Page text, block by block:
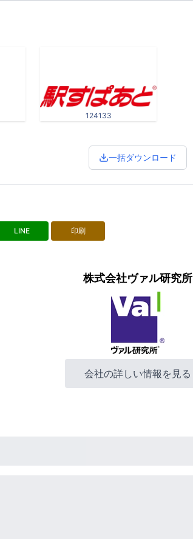
124133
一括ダウンロード
LINE 印刷
株式会社ヴァル研究所
会社の詳しい情報を見る